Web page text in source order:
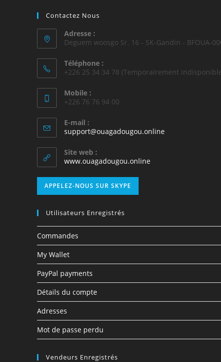
Contactez Nous
Adresse :
Deguem woosgo Sr. 16 - SK-Gandin - BFOUA-
Téléphone :
+226 25 34 34 78 (Temporairement
Mobile :
+226 76 76 94 00
E-mail :
support@ouagadougou.online
Site web :
www.ouagadougou.online
APPELEZ-NOUS SUR SKYPE
Utilisateurs Enregistrés
Commandes
My Wallet
PayPal payments
Détails du compte
Adresses
Mot de passe perdu
Vendeurs Enregistrés